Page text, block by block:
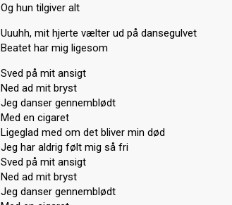
Og hun tilgiver alt
Uuuhh, mit hjerte vælter ud på dansegulvet
Beatet har mig ligesom
Sved på mit ansigt
Ned ad mit bryst
Jeg danser gennemblødt
Med en cigaret
Ligeglad med om det bliver min død
Jeg har aldrig følt mig så fri
Sved på mit ansigt
Ned ad mit bryst
Jeg danser gennemblødt